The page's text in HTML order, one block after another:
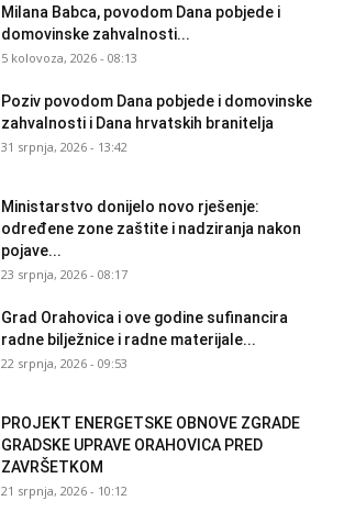
Milana Babca, povodom Dana pobjede i
domovinske zahvalnosti...
5 kolovoza, 2026 - 08:13
Poziv povodom Dana pobjede i domovinske
zahvalnosti i Dana hrvatskih branitelja
31 srpnja, 2026 - 13:42
Ministarstvo donijelo novo rješenje:
određene zone zaštite i nadziranja nakon
pojave...
23 srpnja, 2026 - 08:17
Grad Orahovica i ove godine sufinancira
radne bilježnice i radne materijale...
22 srpnja, 2026 - 09:53
PROJEKT ENERGETSKE OBNOVE ZGRADE
GRADSKE UPRAVE ORAHOVICA PRED
ZAVRŠETKOM
21 srpnja, 2026 - 10:12